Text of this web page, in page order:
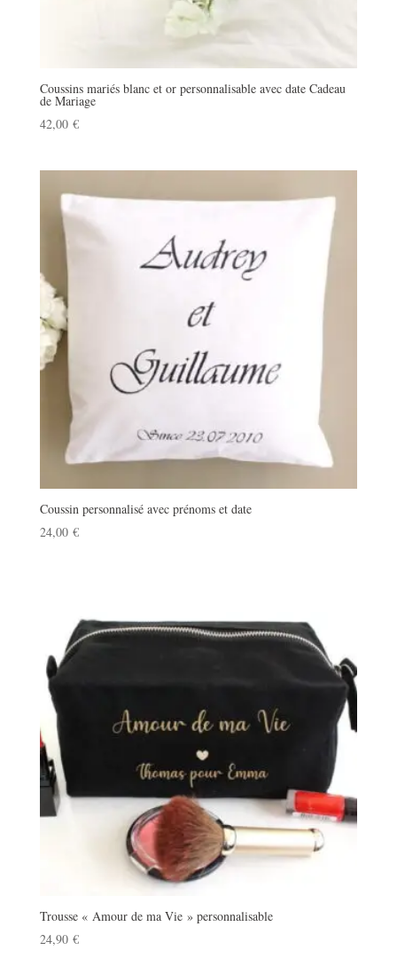
Coussins mariés blanc et or personnalisable avec date Cadeau
de Mariage
42,00 €
Coussin personnalisé avec prénoms et date
24,00 €
Trousse « Amour de ma Vie » personnalisable
24,90 €